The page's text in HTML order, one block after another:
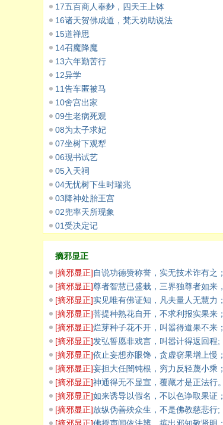
17五百商人奉麨，四天王上钵
16诸天贺佛成道，梵天劝助说法
15道禅思
14召魔降魔
13六年勤苦行
12异学
11告车匿被马
10舍宫出家
09生老病死观
08为太子求妃
07坐树下观犁
06现书试艺
05入天祠
04无忧树下生时瑞兆
03降神处胎王宫
02兜率天所现象
01受决定记
摘邪显正
[摘邪显正]自说功德赞称誉，实无技术诈有之；
[摘邪显正]尊者智慧已盛栽，三界独尊者如来，
说非法者
[摘邪显正]实见唯有佛证知，凡夫量人无慧力；
[摘邪显正]菩提种熟花自开，不求利报实果来；
[摘邪显正]烂芽种子花不开，叫嚣得道果不来；
[摘邪显正]发弘誓愿非戏言，叫嚣计得返回程;
[摘邪显正]依止妄想亦眼馋，贪虚窃果增上慢；
[摘邪显正]妄担大任闇钝根，穷力反轻蔑小乘；
无有善藏
[摘邪显正]神通得无不显宣，覆藏才是正法行。
[摘邪显正]如来诱导以假名，不以色诤取果证；
[摘邪显正]放纵伪善殃众生，不是佛教慈悲行;